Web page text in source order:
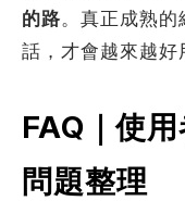
的路。真正成熟的
話，才會越來越好
FAQ｜使
問題整理